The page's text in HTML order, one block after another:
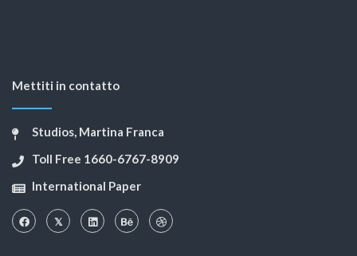
Mettiti in contatto
Studios, Martina Franca
Toll Free 1660-6767-8909
International Paper